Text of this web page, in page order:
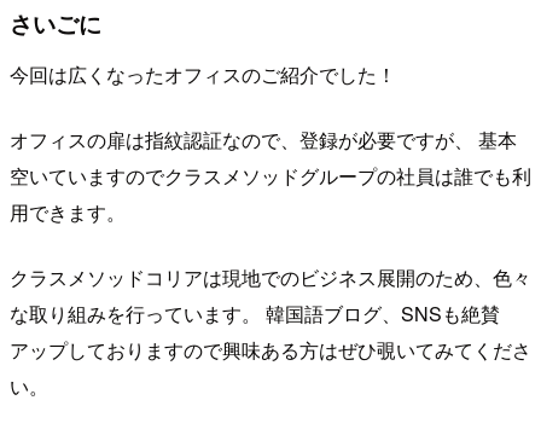
さいごに
今回は広くなったオフィスのご紹介でした！
オフィスの扉は指紋認証なので、登録が必要ですが、 基本
空いていますのでクラスメソッドグループの社員は誰でも利
用できます。
クラスメソッドコリアは現地でのビジネス展開のため、色々
な取り組みを行っています。 韓国語ブログ、SNSも絶賛
アップしておりますので興味ある方はぜひ覗いてみてくださ
い。